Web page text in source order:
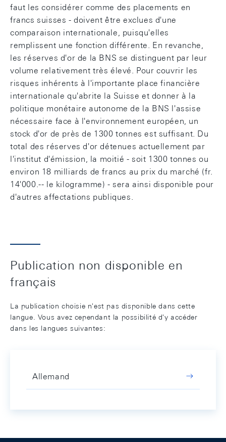
faut les considérer comme des placements en
francs suisses - doivent être exclues d'une
comparaison internationale, puisqu'elles
remplissent une fonction différente. En revanche,
les réserves d'or de la BNS se distinguent par leur
volume relativement très élevé. Pour couvrir les
risques inhérents à l'importante place financière
internationale qu'abrite la Suisse et donner à la
politique monétaire autonome de la BNS l'assise
nécessaire face à l'environnement européen, un
stock d'or de près de 1300 tonnes est suffisant. Du
total des réserves d'or détenues actuellement par
l'institut d'émission, la moitié - soit 1300 tonnes ou
environ 18 milliards de francs au prix du marché (fr.
14'000.-- le kilogramme) - sera ainsi disponible pour
d'autres affectations publiques.
Publication non disponible en
français
La publication choisie n'est pas disponible dans cette
langue. Vous avez cependant la possibilité d'y accéder
dans les langues suivantes:
Allemand